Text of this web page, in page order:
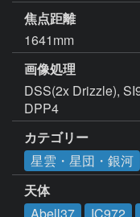
焦点距離
1641mm
画像処理
DSS(2x Drizzle),
DPP4
カテゴリー
星雲・星団・銀河
天体